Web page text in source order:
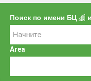
Поиск по имени БЦ
Area